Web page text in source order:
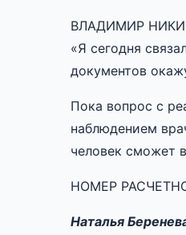
ВЛАДИМИР
«Я сегодня
документов
Пока вопрос с
наблюдением
человек сможет
НОМЕР
Наталья